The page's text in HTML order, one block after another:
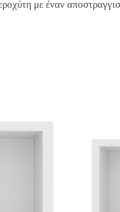
με έναν